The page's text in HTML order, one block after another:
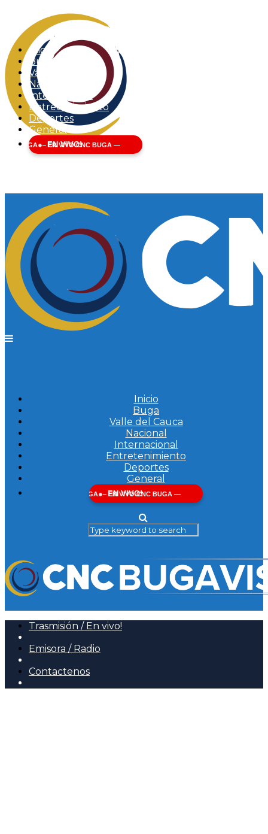
Inicio
Buga
Valle del Cauca
Nacional
Internacional
Entretenimiento
Deportes
General
EN VIVO!
Inicio
Buga
Valle del Cauca
Nacional
Internacional
Entretenimiento
Deportes
General
EN VIVO!
Trasmisión / En vivo!
Emisora / Radio
Contactenos